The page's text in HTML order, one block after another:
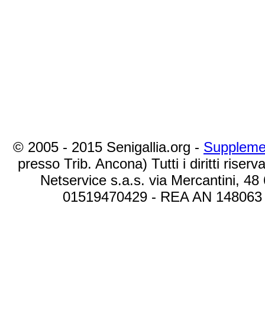
© 2005 - 2015 Senigallia.org -
presso Trib. Ancona) Tutti i diritti
Netservice s.a.s. via Mercantini,
01519470429 - REA AN